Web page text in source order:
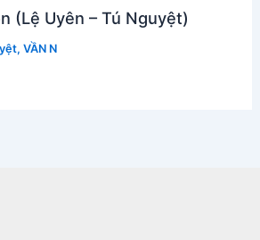
(Lệ Uyên – Tú Nguyệt)
, VẦN N